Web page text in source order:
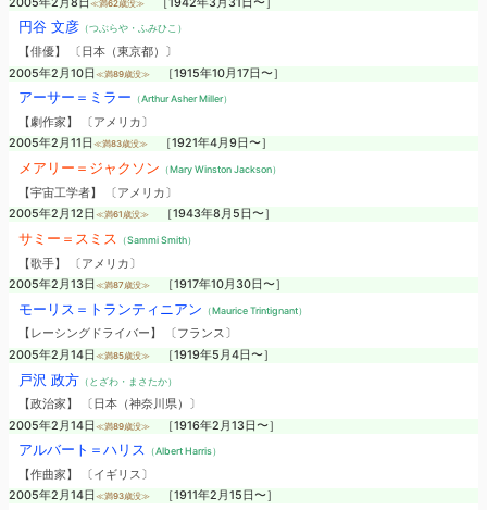
≪満62歳没≫
円谷 文彦（つぶらや・ふみひこ）
【俳優】 〔日本（東京都）〕
2005年2月10日 ≪満89歳没≫ ［1915年10月17日〜］
アーサー＝ミラー （Arthur Asher Miller）
【劇作家】 〔アメリカ〕
2005年2月11日 ≪満83歳没≫ ［1921年4月9日〜］
メアリー＝ジャクソン （Mary Winston Jackson）
【宇宙工学者】 〔アメリカ〕
2005年2月12日 ≪満61歳没≫ ［1943年8月5日〜］
サミー＝スミス （Sammi Smith）
【歌手】 〔アメリカ〕
2005年2月13日 ≪満87歳没≫ ［1917年10月30日〜］
モーリス＝トランティニアン （Maurice Trintignant）
【レーシングドライバー】 〔フランス〕
2005年2月14日 ≪満85歳没≫ ［1919年5月4日〜］
戸沢 政方（とざわ・まさたか）
【政治家】 〔日本（神奈川県）〕
2005年2月14日 ≪満89歳没≫ ［1916年2月13日〜］
アルバート＝ハリス （Albert Harris）
【作曲家】 〔イギリス〕
2005年2月14日 ≪満93歳没≫ ［1911年2月15日〜］